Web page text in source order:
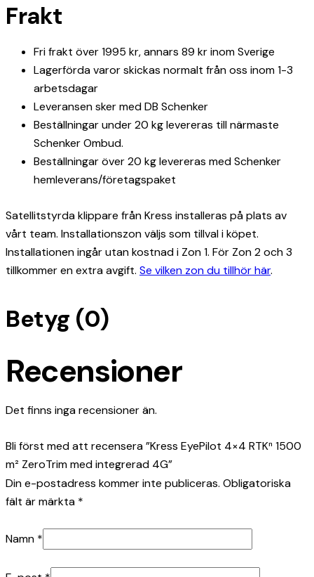
Frakt
Fri frakt över 1995 kr, annars 89 kr inom Sverige
Lagerförda varor skickas normalt från oss inom 1-3
arbetsdagar
Leveransen sker med DB Schenker
Beställningar under 20 kg levereras till närmaste
Schenker Ombud.
Beställningar över 20 kg levereras med Schenker
hemleverans/företagspaket
Satellitstyrda klippare från Kress installeras på plats av
vårt team. Installationszon väljs som tillval i köpet.
Installationen ingår utan kostnad i Zon 1. För Zon 2 och 3
tillkommer en extra avgift. Se vilken zon du tillhör här.
Betyg (0)
Recensioner
Det finns inga recensioner än.
Bli först med att recensera ”Kress EyePilot 4×4 RTKⁿ 1500
m² ZeroTrim med integrerad 4G”
Din e-postadress kommer inte publiceras. Obligatoriska
fält är märkta *
Namn *